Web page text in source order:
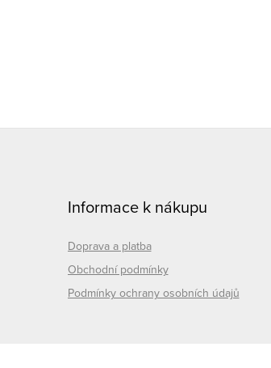
d
í
p
r
v
Informace k nákupu
Doprava a platba
Obchodní podmínky
Podmínky ochrany osobních údajů